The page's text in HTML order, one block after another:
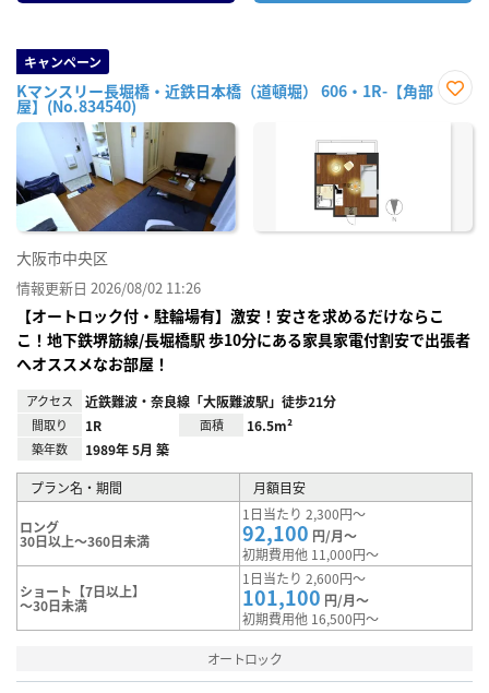
キャンペーン
Kマンスリー長堀橋・近鉄日本橋（道頓堀） 606・1R-【角部
屋】(No.834540)
に入
大阪市中央区
情報更新日 2026/08/02 11:26
【オートロック付・駐輪場有】激安！安さを求めるだけならこ
こ！地下鉄堺筋線/長堀橋駅 歩10分にある家具家電付割安で出張者
へオススメなお部屋！
アクセス 近鉄難波・奈良線「大阪難波駅」徒歩21分
間取り 1R 面積 16.5m²
築年数 1989年 5月 築
プラン名・期間 月額目安
ロング
30日以上～360日未満
1日当たり 2,300円～
92,100 円/月～
初期費用他 11,000円～
ショート【7日以上】
～30日未満
1日当たり 2,600円～
101,100 円/月～
初期費用他 16,500円～
オートロック